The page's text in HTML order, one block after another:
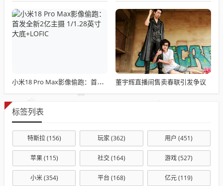
小米18 Pro Max影像偷跑：首发全新2亿主摄 1/1.28英寸大底+LOFIC 董宇辉直播间售卖春联引发争议
标签列表
特斯拉(156) 玩家(362) 用户 (451)
苹果(115) 社交(164) 游戏(527)
小米(354) 平台 (168) 亿元(119)